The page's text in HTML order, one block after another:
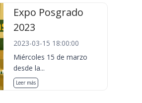
Expo Posgrado
2023
2023-03-15 18:00:00
Miércoles 15 de marzo
desde la...
Leer más